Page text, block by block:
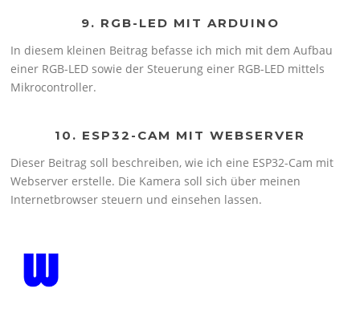
9. RGB-LED MIT ARDUINO
In diesem kleinen Beitrag befasse ich mich mit dem Aufbau
einer RGB-LED sowie der Steuerung einer RGB-LED mittels
Mikrocontroller.
10. ESP32-CAM MIT WEBSERVER
Dieser Beitrag soll beschreiben, wie ich eine ESP32-Cam mit
Webserver erstelle. Die Kamera soll sich über meinen
Internetbrowser steuern und einsehen lassen.